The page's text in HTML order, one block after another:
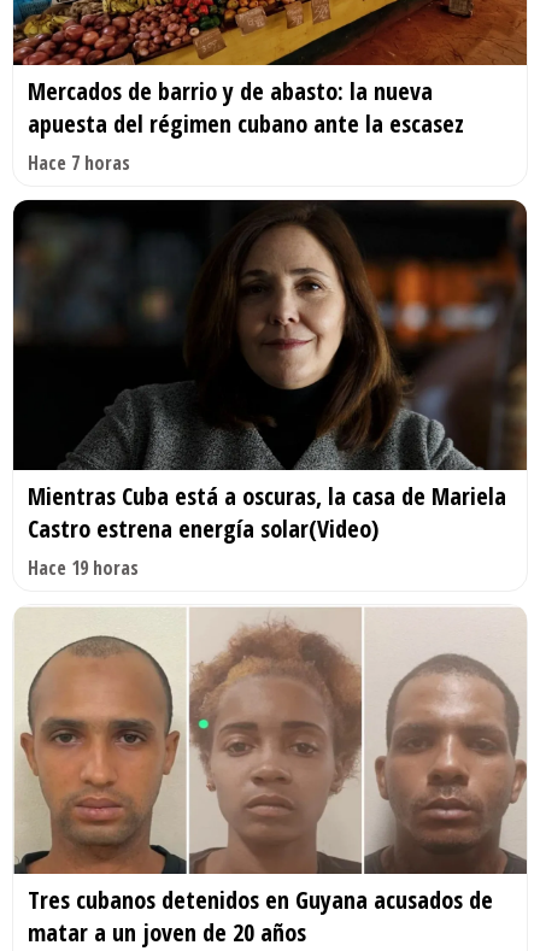
Mercados de barrio y de abasto: la nueva
apuesta del régimen cubano ante la escasez
Hace 7 horas
Mientras Cuba está a oscuras, la casa de Mariela
Castro estrena energía solar(Video)
Hace 19 horas
Tres cubanos detenidos en Guyana acusados de
matar a un joven de 20 años